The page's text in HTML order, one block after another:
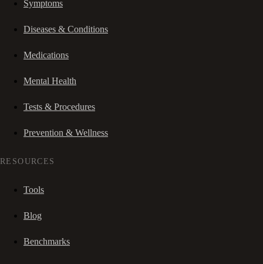
Symptoms
Diseases & Conditions
Medications
Mental Health
Tests & Procedures
Prevention & Wellness
RESOURCES
Tools
Blog
Benchmarks